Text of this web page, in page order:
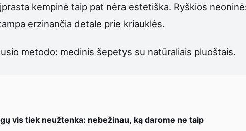
kempinė taip pat nėra estetiška. Ryškios
erzinančia detale prie kriauklės.
metodo: medinis šepetys su natūraliais pluoštais.
vis tiek neužtenka: nebežinau, ką darome ne taip